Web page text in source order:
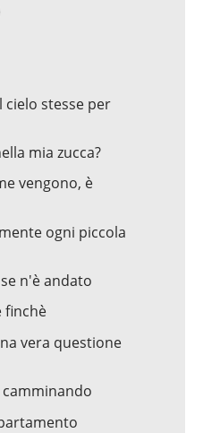
cielo stesse per
mia zucca?
vengono, è
ogni piccola
n'è andato
finchè
vera questione